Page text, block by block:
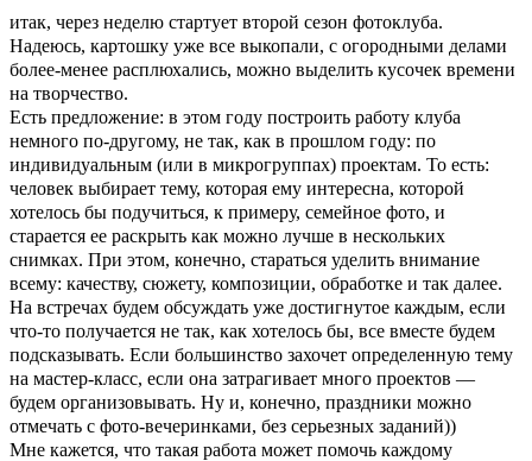
итак, через неделю стартует второй сезон фотоклуба.
Надеюсь, картошку уже все выкопали, с огородными делами
более-менее расплюхались, можно выделить кусочек времени
на творчество.
Есть предложение: в этом году построить работу клуба
немного по-другому, не так, как в прошлом году: по
индивидуальным (или в микрогруппах) проектам. То есть:
человек выбирает тему, которая ему интересна, которой
хотелось бы подучиться, к примеру, семейное фото, и
старается ее раскрыть как можно лучше в нескольких
снимках. При этом, конечно, стараться уделить внимание
всему: качеству, сюжету, композиции, обработке и так далее.
На встречах будем обсуждать уже достигнутое каждым, если
что-то получается не так, как хотелось бы, все вместе будем
подсказывать. Если большинство захочет определенную тему
на мастер-класс, если она затрагивает много проектов —
будем организовывать. Ну и, конечно, праздники можно
отмечать с фото-вечеринками, без серьезных заданий))
Мне кажется, что такая работа может помочь каждому